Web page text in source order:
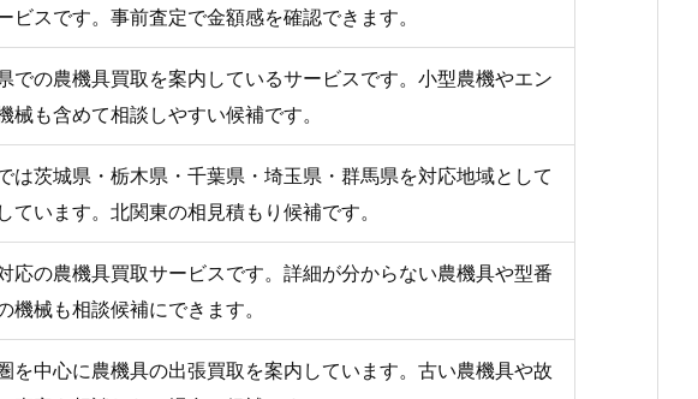
ビスです。事前査定で金額感を確認できます。
での農機具買取を案内しているサービスです。小型農機やエン
械も含めて相談しやすい候補です。
は茨城県・栃木県・千葉県・埼玉県・群馬県を対応地域として
ています。北関東の相見積もり候補です。
応の農機具買取サービスです。詳細が分からない農機具や型番
機械も相談候補にできます。
を中心に農機具の出張買取を案内しています。古い農機具や故